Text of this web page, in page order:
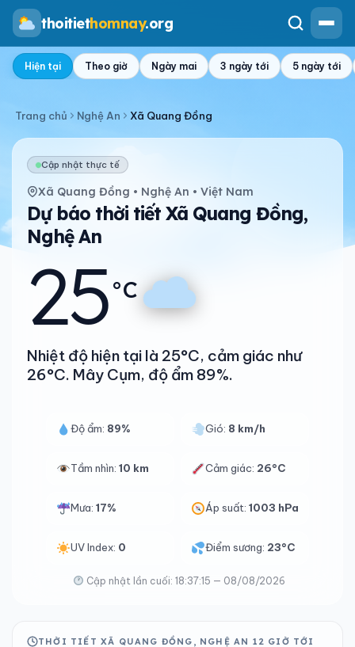
thoitiethomnay.org
Hiện tại Theo giờ Ngày mai 3 ngày tới 5 ngày tới
Trang chủ Nghệ An Xã Quang Đồng
Cập nhật thực tế
Xã Quang Đồng • Nghệ An • Việt Nam
Dự báo thời tiết Xã Quang Đồng,
Nghệ An
25°C
Nhiệt độ hiện tại là 25°C, cảm giác như
26°C. Mây Cụm, độ ẩm 89%.
Độ ẩm: 89% Gió: 8 km/h
Tầm nhìn: 10 km Cảm giác: 26°C
Mưa: 17% Áp suất:1003 hPa
UV Index: 0 Điểm sương: 23°C
Cập nhật lần cuối: 18:37:15 — 08/08/2026
THỜI TIẾT XÃ QUANG ĐỒNG, NGHỆ AN 12 GIỜ TỚI